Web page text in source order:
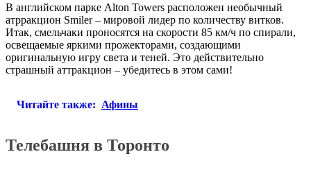
В английском парке Alton Towers расположен необычный
атрракцион Smiler – мировой лидер по количеству витков.
Итак, смельчаки проносятся на скорости 85 км/ч по спирали,
освещаемые яркими прожекторами, создающими
оригинальную игру света и теней. Это действительно
страшный аттракцион – убедитесь в этом сами!
Читайте также: Афины
Телебашня в Торонто